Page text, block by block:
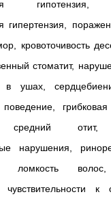
гипотензия,
гипертензия,
кровоточивость
стоматит,
ушах,
поведение,
средний отит,
нарушения,
ломкость
к